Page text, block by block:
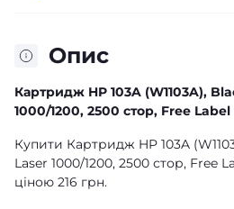
Опис
Картридж HP 103A (W1103A),
1000/1200, 2500 стор, Free Label
Купити Картридж HP 103A
Laser 1000/1200, 2500 стор, Free
ціною 216 грн.